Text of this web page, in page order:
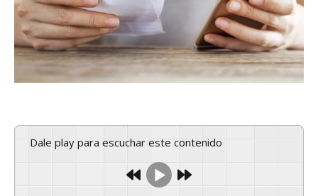
Dale play para escuchar este contenido